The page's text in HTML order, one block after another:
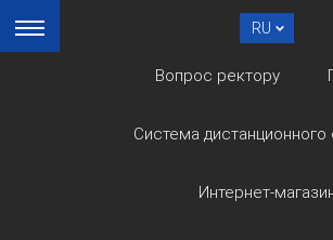
RU
Вопрос ректору
Система дистанционного
Интернет-